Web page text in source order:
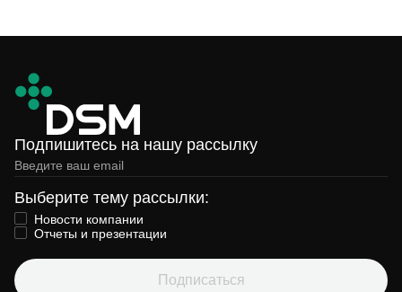
Подпишитесь на нашу рассылку
Выберите тему рассылки:
Новости компании
Отчеты и презентации
Подписаться